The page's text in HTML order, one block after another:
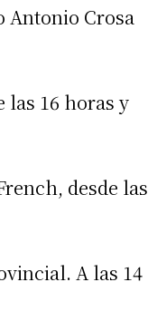
Antonio Crosa
las 16 horas y
desde las
A las 14